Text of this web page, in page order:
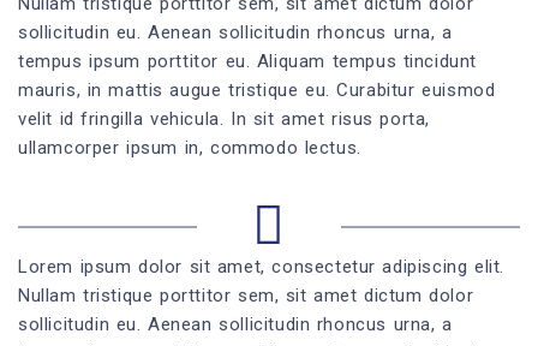
sollicitudin eu. Aenean sollicitudin rhoncus urna, a
tempus ipsum porttitor eu. Aliquam tempus tincidunt
mauris, in mattis augue tristique eu. Curabitur euismod
velit id fringilla vehicula. In sit amet risus porta,
ullamcorper ipsum in, commodo lectus.
Lorem ipsum dolor sit amet, consectetur adipiscing elit.
Nullam tristique porttitor sem, sit amet dictum dolor
sollicitudin eu. Aenean sollicitudin rhoncus urna, a